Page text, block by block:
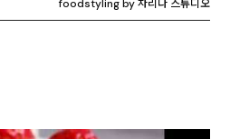
foodstyling by 차리다 스튜디오